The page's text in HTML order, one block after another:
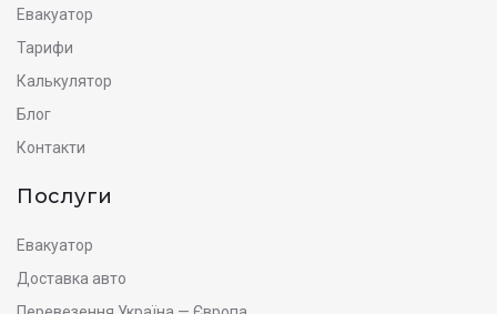
Евакуатор
Тарифи
Калькулятор
Блог
Контакти
Послуги
Евакуатор
Доставка авто